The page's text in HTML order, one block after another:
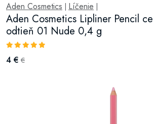
Aden Cosmetics Líčenie
Aden Cosmetics Lipliner Pencil
odtieň 01 Nude 0,4 g
4 € €